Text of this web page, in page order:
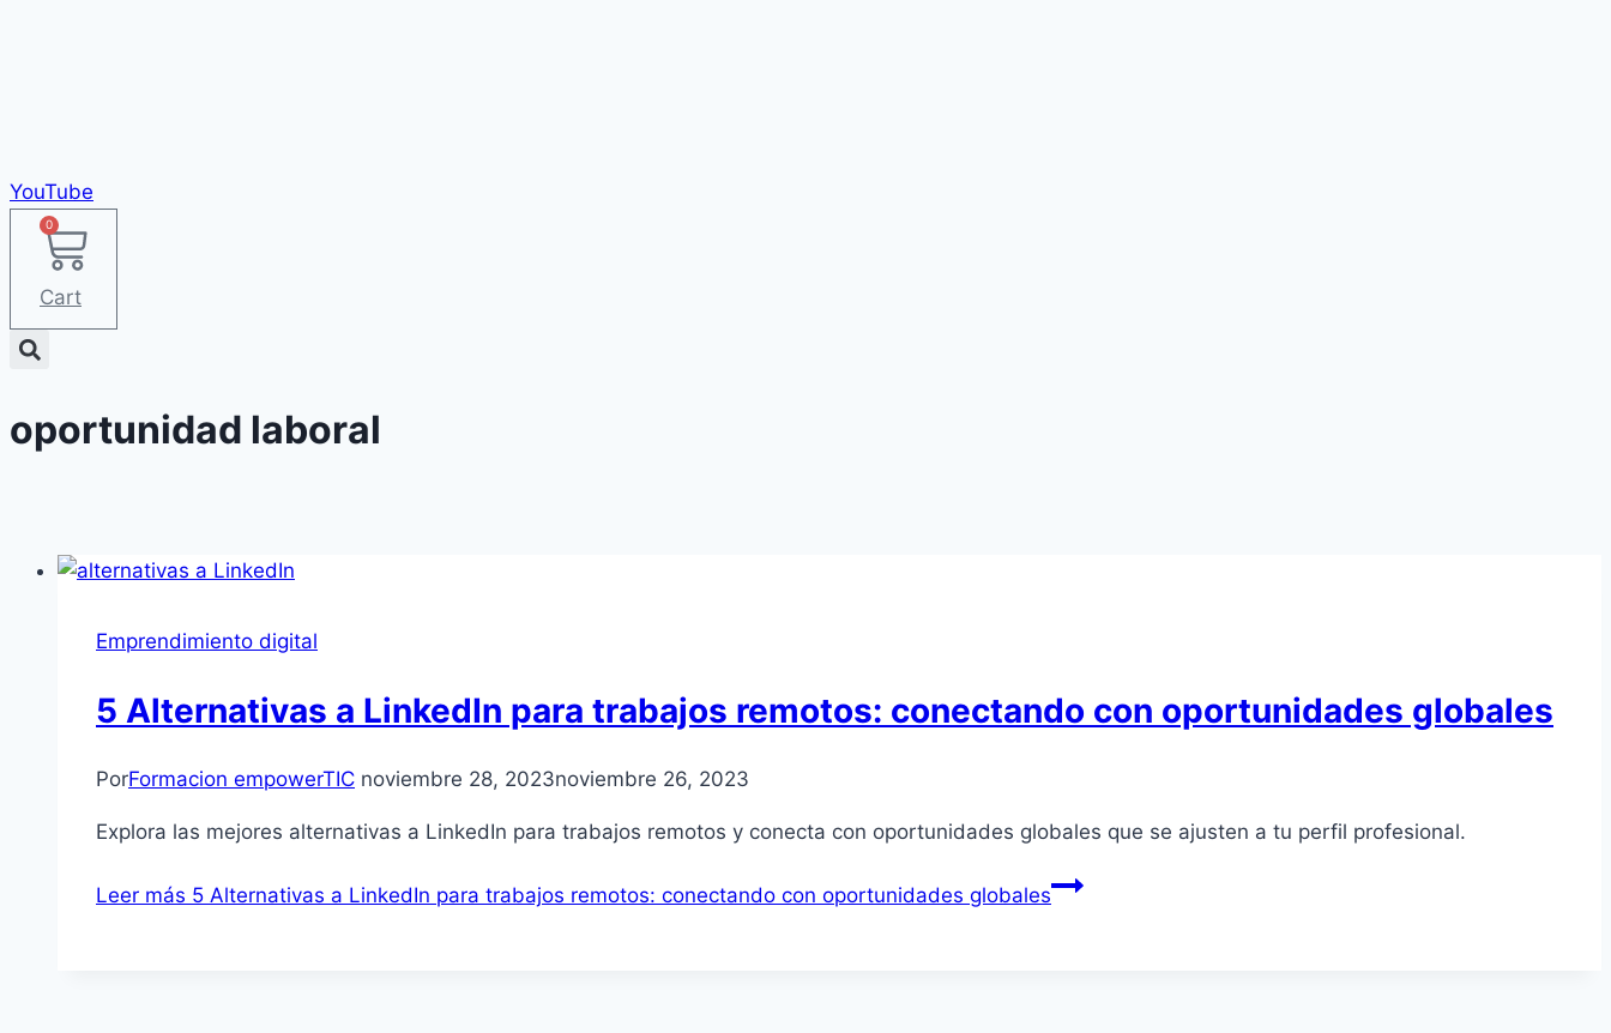
YouTube
0
Cart
oportunidad laboral
Emprendimiento digital
5 Alternativas a LinkedIn para trabajos remotos: conectando con oportunidades globales
PorFormacion empowerTIC noviembre 28, 2023noviembre 26, 2023
Explora las mejores alternativas a LinkedIn para trabajos remotos y conecta con oportunidades globales que se ajusten a tu perfil profesional.
Leer más 5 Alternativas a LinkedIn para trabajos remotos: conectando con oportunidades globales